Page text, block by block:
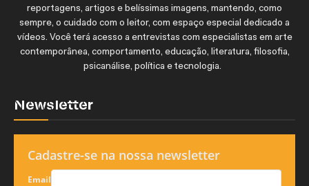
reportagens, artigos e belíssimas imagens, mantendo, como
sempre, o cuidado com o leitor, com espaço especial dedicado a
vídeos. Você terá acesso a entrevistas com especialistas em arte
contemporânea, comportamento, educação, literatura, filosofia,
psicanálise, política e tecnologia.
Newsletter
Cadastre-se na nossa newsletter
Email